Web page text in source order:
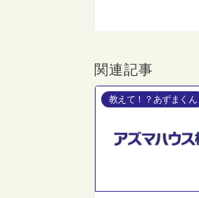
関連記事
教えて！？あずまくん